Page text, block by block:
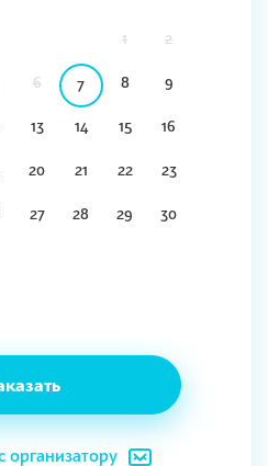
1 2
6 7 8 9
13 14 15 16
20 21 22 23
27 28 29 30
организатору